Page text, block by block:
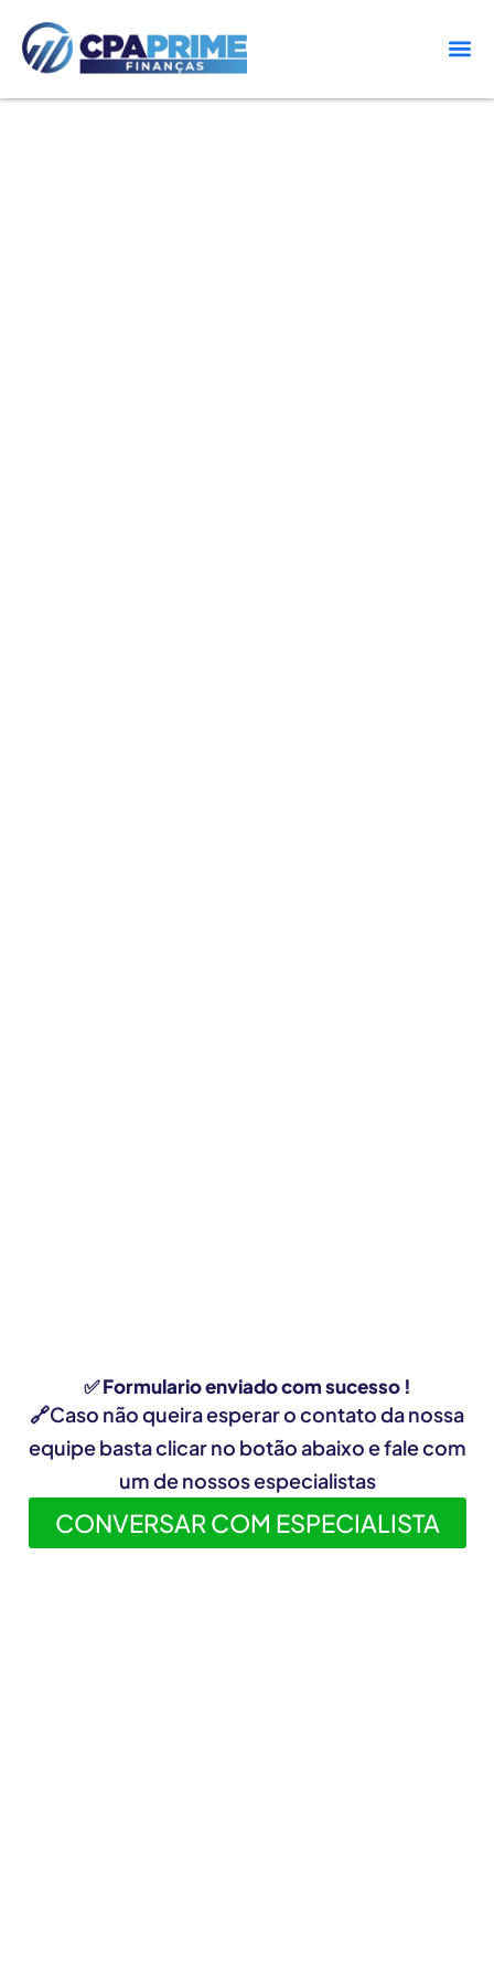
✅ Formulario enviado com sucesso !
🔗Caso não queira esperar o contato da nossa
equipe basta clicar no botão abaixo e fale com
um de nossos especialistas
CONVERSAR COM ESPECIALISTA